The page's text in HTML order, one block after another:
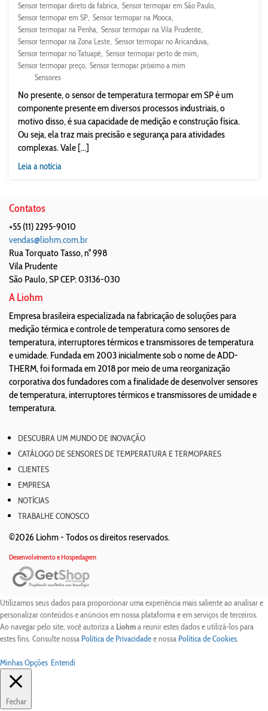
Sensor termopar direto da fabrica Sensor termopar em São Paulo
Sensor termopar em SP Sensor termopar na Mooca
Sensor termopar na Penha Sensor termopar na Vila Prudente
Sensor termopar na Zona Leste Sensor termopar no Aricanduva
Sensor termopar no Tatuapé Sensor termopar perto de mim
Sensor termopar preço Sensor termopar próximo a mim
Sensores
No presente, o sensor de temperatura termopar em SP é um
componente presente em diversos processos industriais, o
motivo disso, é sua capacidade de medição e construção física.
Ou seja, ela traz mais precisão e segurança para atividades
complexas. Vale [...]
Leia a notícia
Contatos
+55 (11) 2295-9010
vendas@liohm.com.br
Rua Torquato Tasso, n° 998
Vila Prudente
São Paulo,SPCEP: 03136-030
A Liohm
Empresa brasileira especializada na fabricação de soluções para
medição térmica e controle de temperatura como sensores de
temperatura, interruptores térmicos e transmissores de temperatura
e umidade. Fundada em 2003 inicialmente sob o nome de ADD-
THERM, foi formada em 2018 por meio de uma reorganização
corporativa dos fundadores com a finalidade de desenvolver sensores
de temperatura, interruptores térmicos e transmissores de umidade e
temperatura.
DESCUBRA UM MUNDO DE INOVAÇÃO
CATÁLOGO DE SENSORES DE TEMPERATURA E TERMOPARES
CLIENTES
EMPRESA
NOTÍCIAS
TRABALHE CONOSCO
©2026 Liohm - Todos os direitos reservados.
Desenvolvimento e Hospedagem
Utilizamos seus dados para proporcionar uma experiência mais saliente ao analisar e
personalizar conteúdos e anúncios em nossa plataforma e em serviços de terceiros.
Ao navegar pelo site, você autoriza a Liohma reunir estes dados e utilizá-los para
estes fins. Consulte nossa Política de Privacidadee nossa Política de Cookies.
Minhas Opções Entendi
Fechar